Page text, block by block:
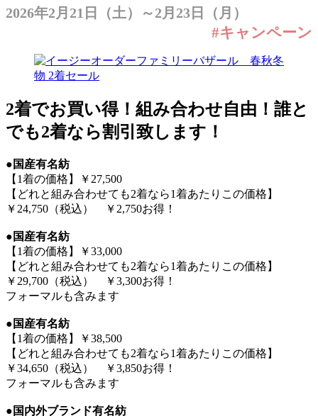
2026年2月21日（土）～2月23日（月）
#キャンペーン
2着でお買い得！組み合わせ自由！誰と
でも2着なら割引致します！
●国産有名紡
【1着の価格】￥27,500
【どれと組み合わせても2着なら1着あたりこの価格】
￥24,750（税込） ￥2,750お得！
●国産有名紡
【1着の価格】￥33,000
【どれと組み合わせても2着なら1着あたりこの価格】
￥29,700（税込） ￥3,300お得！
フォーマルも含みます
●国産有名紡
【1着の価格】￥38,500
【どれと組み合わせても2着なら1着あたりこの価格】
￥34,650（税込） ￥3,850お得！
フォーマルも含みます
●国内外ブランド有名紡